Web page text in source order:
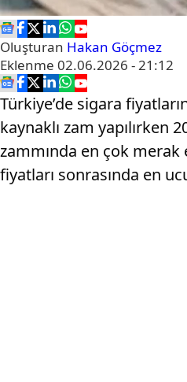
Oluşturan Hakan Göçmez
Eklenme 02.06.2026 - 21:12
Türkiye’de sigara
kaynaklı zam yapılırken
zammında en çok merak
fiyatları sonrasında en